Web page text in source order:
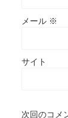
メール ※
サイト
次回のコメ